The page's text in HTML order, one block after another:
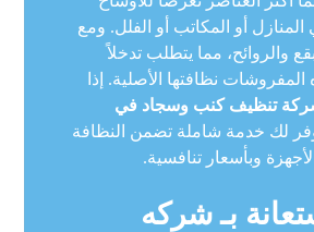
المنازل أو المكاتب أو الفلل. ومع
والروائح، مما يتطلب تدخلاً
المفروشات نظافتها الأصلية. إذا
تنظيف كنب وسجاد في
لك خدمة شاملة تضمن النظافة
وبأسعار تنافسية.
بـ شركه